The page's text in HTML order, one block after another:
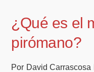
¿Qué es el
pirómano?
Por David Carrascosa